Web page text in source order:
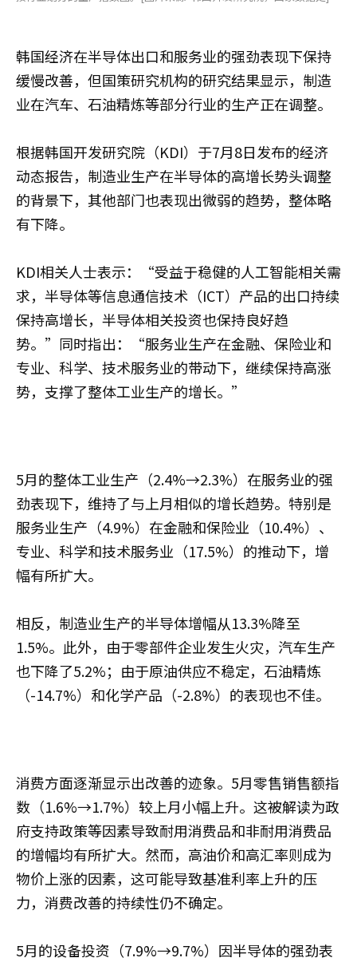
韩国经济在半导体出口和服务业的强劲表现下保持
缓慢改善，但国策研究机构的研究结果显示，制造
业在汽车、石油精炼等部分行业的生产正在调整。
根据韩国开发研究院（KDI）于7月8日发布的经济
动态报告，制造业生产在半导体的高增长势头调整
的背景下，其他部门也表现出微弱的趋势，整体略
有下降。
KDI相关人士表示：“受益于稳健的人工智能相关需
求，半导体等信息通信技术（ICT）产品的出口持续
保持高增长，半导体相关投资也保持良好趋
势。”同时指出：“服务业生产在金融、保险业和
专业、科学、技术服务业的带动下，继续保持高涨
势，支撑了整体工业生产的增长。”
5月的整体工业生产（2.4%→2.3%）在服务业的强
劲表现下，维持了与上月相似的增长趋势。特别是
服务业生产（4.9%）在金融和保险业（10.4%）、
专业、科学和技术服务业（17.5%）的推动下，增
幅有所扩大。
相反，制造业生产的半导体增幅从13.3%降至
1.5%。此外，由于零部件企业发生火灾，汽车生产
也下降了5.2%；由于原油供应不稳定，石油精炼
（-14.7%）和化学产品（-2.8%）的表现也不佳。
消费方面逐渐显示出改善的迹象。5月零售销售额指
数（1.6%→1.7%）较上月小幅上升。这被解读为政
府支持政策等因素导致耐用消费品和非耐用消费品
的增幅均有所扩大。然而，高油价和高汇率则成为
物价上涨的因素，这可能导致基准利率上升的压
力，消费改善的持续性仍不确定。
5月的设备投资（7.9%→9.7%）因半导体的强劲表